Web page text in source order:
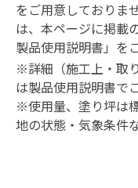
をご用意しておりま
は、本ページに掲載
製品使用説明書」を
※詳細（施工上・取
は製品使用説明書で
※使用量、塗り坪は
地の状態・気象条件